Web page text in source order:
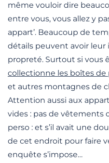
même vouloir dire
entre vous, vous allez y
appart’. Beaucoup de
détails peuvent avoir leur
propreté. Surtout si vous
collectionne les boîtes
et autres montagnes de
Attention aussi aux
vides : pas de vêtements
perso : et s’il avait une
de cet endroit pour faire
enquête s’impose…